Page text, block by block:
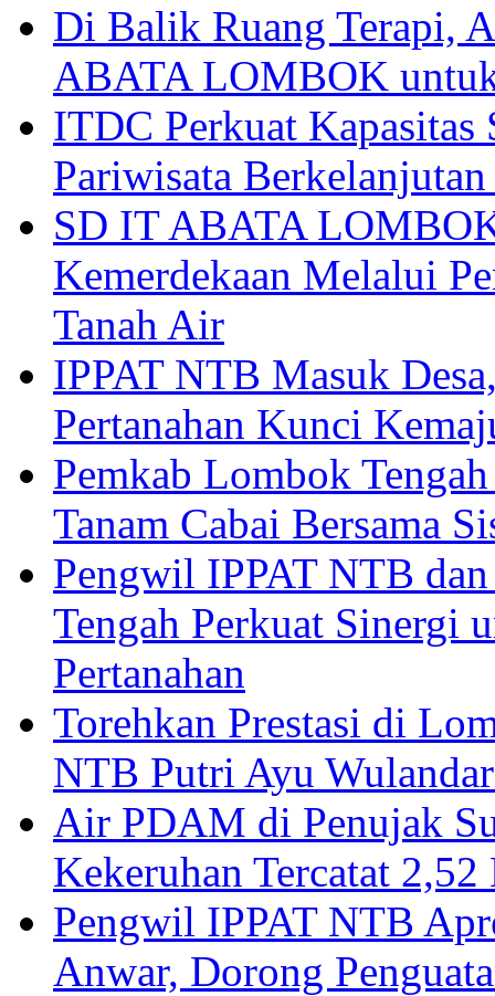
Di Balik Ruang Terapi,
ABATA LOMBOK
ITDC Perkuat
Pariwisata
SD IT ABATA
Kemerdekaan Melalui
Tanah Air
IPPAT NTB Masuk
Pertanahan Kunci
Pemkab Lombok
Tanam Cabai Bersama
Pengwil IPPAT NTB
Tengah Perkuat Sinergi
Pertanahan
Torehkan Prestasi di
NTB Putri Ayu
Air PDAM di Penujak
Kekeruhan Tercatat
Pengwil IPPAT NTB
Anwar, Dorong